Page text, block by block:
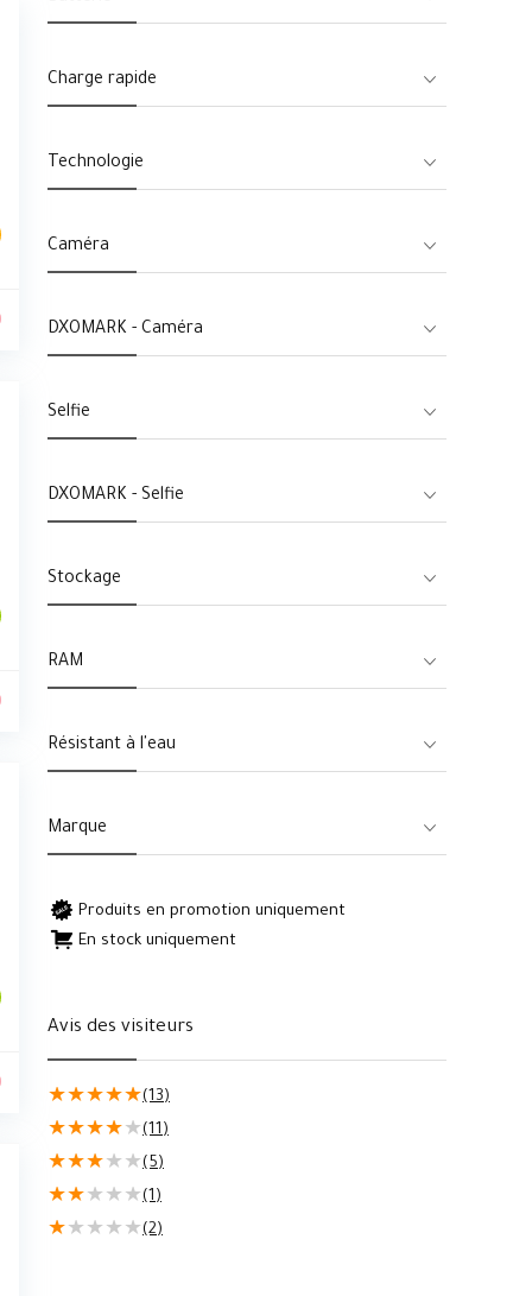
Charge rapide
Technologie
Caméra
DXOMARK - Caméra
Selfie
DXOMARK - Selfie
Stockage
RAM
Résistant à l'eau
Marque
Produits en promotion uniquement
En stock uniquement
Avis des visiteurs
★★★★★(13)
★★★★★ (11)
★★★★ ★ (5)
★★★ ★ ★ (1)
★★ ★ ★ ★ (2)